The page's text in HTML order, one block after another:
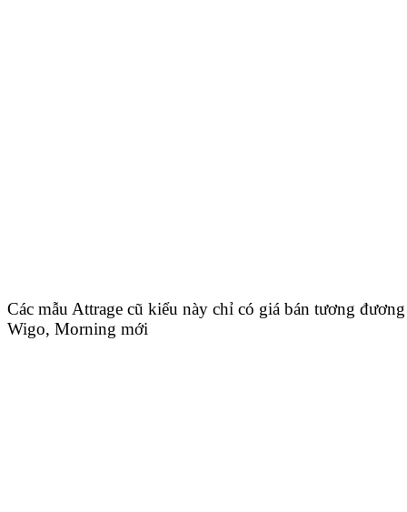
Các mẫu Attrage cũ kiểu này chỉ có giá bán tương
Wigo, Morning mới